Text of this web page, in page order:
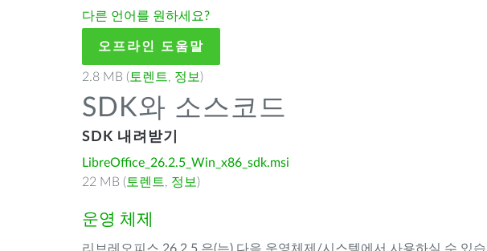
다른 언어를 원하세요?
오프라인 도움말
2.8 MB ( 토렌트, 정보 )
SDK와 소스코드
SDK 내려받기
LibreOffice_26.2.5_Win_x86_sdk.msi
22 MB ( 토렌트, 정보 )
운영 체제